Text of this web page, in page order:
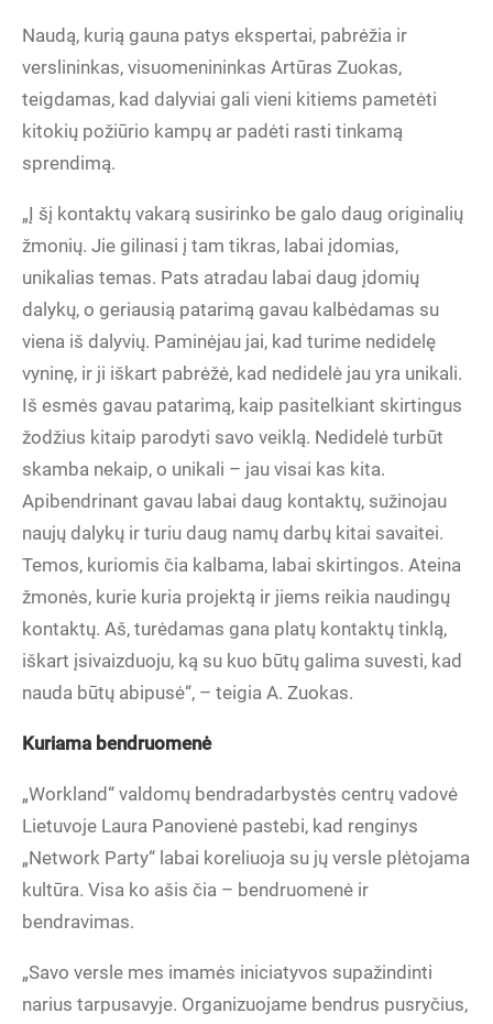
Naudą, kurią gauna patys ekspertai, pabrėžia ir
verslininkas, visuomenininkas Artūras Zuokas,
teigdamas, kad dalyviai gali vieni kitiems pametėti
kitokių požiūrio kampų ar padėti rasti tinkamą
sprendimą.
„Į šį kontaktų vakarą susirinko be galo daug originalių
žmonių. Jie gilinasi į tam tikras, labai įdomias,
unikalias temas. Pats atradau labai daug įdomių
dalykų, o geriausią patarimą gavau kalbėdamas su
viena iš dalyvių. Paminėjau jai, kad turime nedidelę
vyninę, ir ji iškart pabrėžė, kad nedidelė jau yra unikali.
Iš esmės gavau patarimą, kaip pasitelkiant skirtingus
žodžius kitaip parodyti savo veiklą. Nedidelė turbūt
skamba nekaip, o unikali – jau visai kas kita.
Apibendrinant gavau labai daug kontaktų, sužinojau
naujų dalykų ir turiu daug namų darbų kitai savaitei.
Temos, kuriomis čia kalbama, labai skirtingos. Ateina
žmonės, kurie kuria projektą ir jiems reikia naudingų
kontaktų. Aš, turėdamas gana platų kontaktų tinklą,
iškart įsivaizduoju, ką su kuo būtų galima suvesti, kad
nauda būtų abipusė“, – teigia A. Zuokas.
Kuriama bendruomenė
„Workland“ valdomų bendradarbystės centrų vadovė
Lietuvoje Laura Panovienė pastebi, kad renginys
„Network Party“ labai koreliuoja su jų versle plėtojama
kultūra. Visa ko ašis čia – bendruomenė ir
bendravimas.
„Savo versle mes imamės iniciatyvos supažindinti
narius tarpusavyje. Organizuojame bendrus pusryčius,